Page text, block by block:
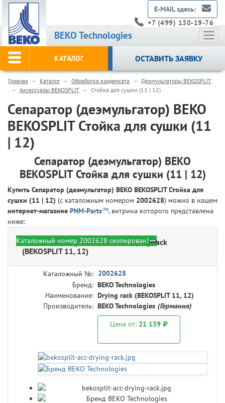
BEKO Technologies
E-MAIL здесь:
+7 (499) 130-19-76
КАТАЛОГ ОСТАВИТЬ ЗАЯВКУ
Главная Каталог Обработка конденсата
Деэмульгаторы BEKOSPLIT
Аксессуары BEKOSPLIT
Стойка для сушки (11 | 12)
Сепаратор (деэмульгатор) BEKO
BEKOSPLIT Стойка для сушки (11
| 12)
Сепаратор (деэмульгатор) BEKO
BEKOSPLIT Стойка для сушки (11 | 12)
Купить Сепаратор (деэмульгатор) BEKO BEKOSPLIT Стойка для
сушки (11 | 12) (с каталожным номером 2002628) можно в нашем
интернет-магазине PNM-Parts.ru, витрина которого представлена
ниже:
BEKO Technologies 2002628 - Drying rack
(BEKOSPLIT 11, 12)
Каталожный №: 2002628
Бренд: BEKO Technologies
Наименование: Drying rack (BEKOSPLIT 11, 12)
Производитель: BEKO Technologies (Германия)
Цена от: 21 139 ₽
Каталожный номер 2002628 скопирован!